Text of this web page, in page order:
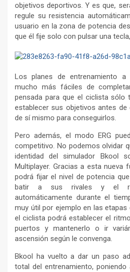
objetivos deportivos. Y es que,
regule su resistencia
usuario en la zona de potencia
que él fije solo con pulsar una
Los planes de entrenamiento
mucho más fáciles de
pensada para que el ciclista sólo
establecer sus objetivos antes
de sí mismo para conseguirlos.
Pero además, el modo ERG
competitivo. No podemos olvidar
identidad del simulador Bkool
Multiplayer. Gracias a esta nueva
podrá fijar el nivel de potencia
batir a sus rivales y el
automáticamente durante el
muy útil por ejemplo en las etapas
el ciclista podrá establecer el
puertos y mantenerlo o ir
ascensión según le convenga.
Bkool ha vuelto a dar un paso
total del entrenamiento, poniendo